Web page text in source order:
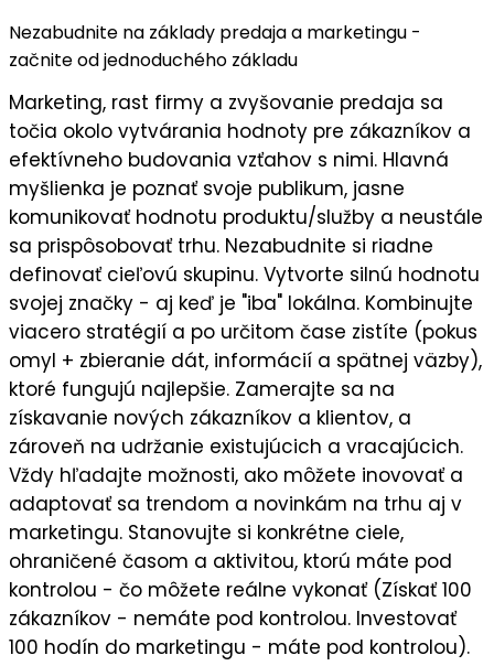
Nezabudnite na základy predaja a marketingu -
začnite od jednoduchého základu
Marketing, rast firmy a zvyšovanie predaja sa
točia okolo vytvárania hodnoty pre zákazníkov a
efektívneho budovania vzťahov s nimi. Hlavná
myšlienka je poznať svoje publikum, jasne
komunikovať hodnotu produktu/služby a neustále
sa prispôsobovať trhu. Nezabudnite si riadne
definovať cieľovú skupinu. Vytvorte silnú hodnotu
svojej značky - aj keď je "iba" lokálna. Kombinujte
viacero stratégií a po určitom čase zistíte (pokus
omyl + zbieranie dát, informácií a spätnej väzby),
ktoré fungujú najlepšie. Zamerajte sa na
získavanie nových zákazníkov a klientov, a
zároveň na udržanie existujúcich a vracajúcich.
Vždy hľadajte možnosti, ako môžete inovovať a
adaptovať sa trendom a novinkám na trhu aj v
marketingu. Stanovujte si konkrétne ciele,
ohraničené časom a aktivitou, ktorú máte pod
kontrolou - čo môžete reálne vykonať (Získať 100
zákazníkov - nemáte pod kontrolou. Investovať
100 hodín do marketingu - máte pod kontrolou).